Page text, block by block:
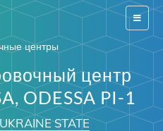
Switch
центры
центр
ODESSA PI-1
STATE